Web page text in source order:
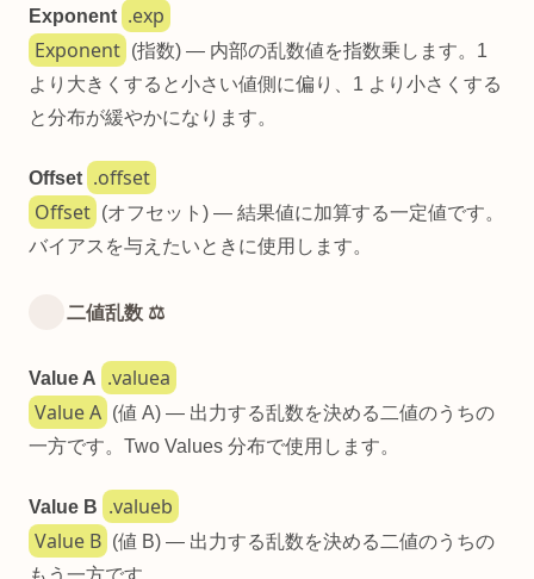
Exponent .exp
Exponent
(指数) — 内部の乱数値を指数乗します。1
より大きくすると小さい値側に偏り、1 より小さくする
と分布が緩やかになります。
Offset .offset
Offset
(オフセット) — 結果値に加算する一定値です。
バイアスを与えたいときに使用します。
二値乱数 ⚖️
Value A
.valuea
Value A
(値 A) — 出力する乱数を決める二値のうちの
一方です。Two Values 分布で使用します。
Value B
.valueb
Value B
(値 B) — 出力する乱数を決める二値のうちの